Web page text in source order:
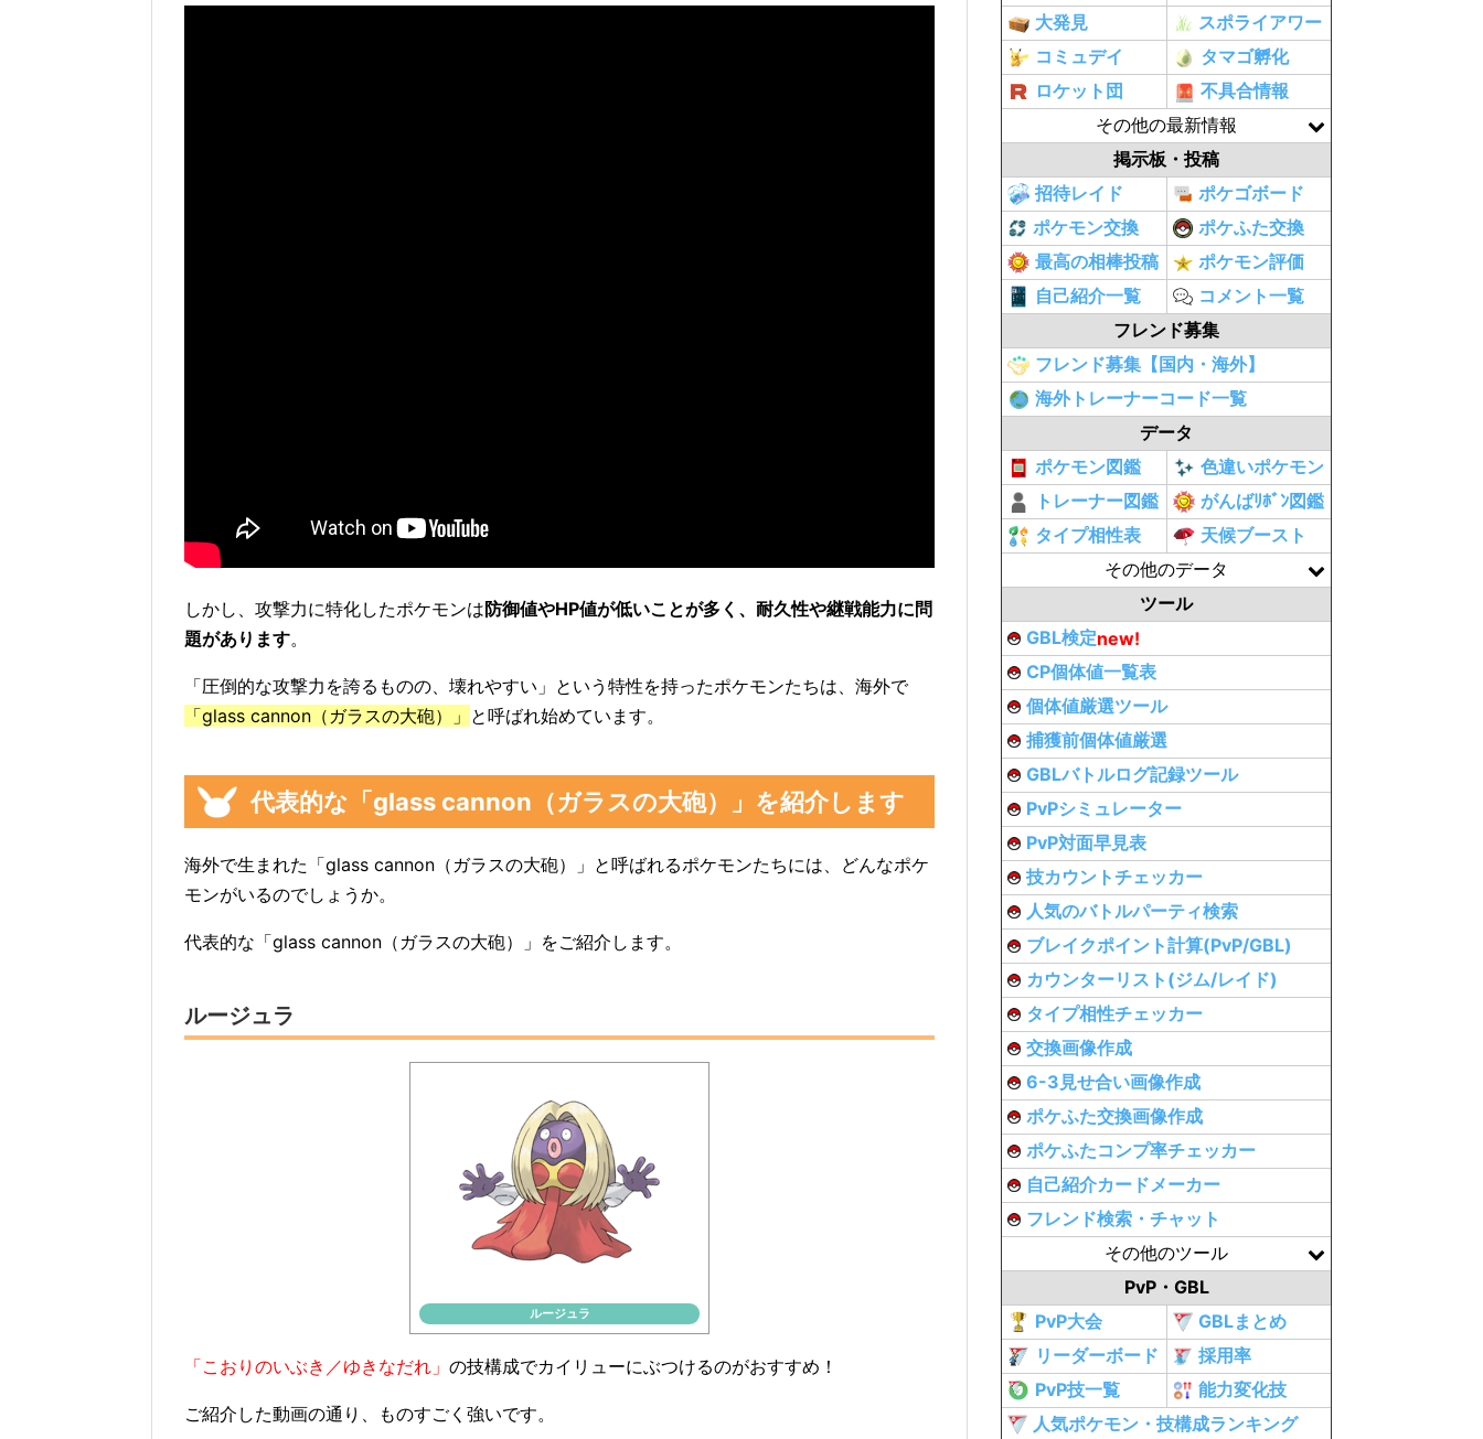
しかし、攻撃力に特化したポケモンは防御値やHP値が低いことが多く、耐久性や継戦能力に問
題があります。
「圧倒的な攻撃力を誇るものの、壊れやすい」という特性を持ったポケモンたちは、海外で
「glass cannon（ガラスの大砲）」 と呼ばれ始めています。
代表的な「glass cannon（ガラスの大砲）」を紹介します
海外で生まれた「glass cannon（ガラスの大砲）」と呼ばれるポケモンたちには、どんなポケ
モンがいるのでしょうか。
代表的な「glass cannon（ガラスの大砲）」をご紹介します。
ルージュラ
ルージュラ
「こおりのいぶき／ゆきなだれ」 の技構成でカイリューにぶつけるのがおすすめ！
ご紹介した動画の通り、ものすごく強いです。
大発見
スポライアワー
コミュデイ
タマゴ孵化
ロケット団
不具合情報
その他の最新情報
掲示板・投稿
招待レイド
ポケゴボード
ポケモン交換
ポケふた交換
最高の相棒投稿
ポケモン評価
自己紹介一覧
コメント一覧
フレンド募集
フレンド募集【国内・海外】
海外トレーナーコード一覧
データ
ポケモン図鑑
色違いポケモン
トレーナー図鑑
がんばﾘﾎﾞﾝ図鑑
タイプ相性表
天候ブースト
その他のデータ
ツール
GBL検定new!
CP個体値一覧表
個体値厳選ツール
捕獲前個体値厳選
GBLバトルログ記録ツール
PvPシミュレーター
PvP対面早見表
技カウントチェッカー
人気のバトルパーティ検索
ブレイクポイント計算(PvP/GBL)
カウンターリスト(ジム/レイド)
タイプ相性チェッカー
交換画像作成
6-3見せ合い画像作成
ポケふた交換画像作成
ポケふたコンプ率チェッカー
自己紹介カードメーカー
フレンド検索・チャット
その他のツール
PvP・GBL
PvP大会
GBLまとめ
リーダーボード
採用率
PvP技一覧
能力変化技
人気ポケモン・技構成ランキング